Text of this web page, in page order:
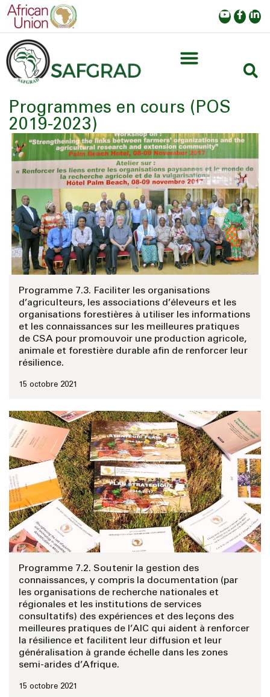
Programmes en cours (POS
2019-2023)
Programme 7.3. Faciliter les organisations
d’agriculteurs, les associations d’éleveurs et les
organisations forestières à utiliser les informations
et les connaissances sur les meilleures pratiques
de CSA pour promouvoir une production agricole,
animale et forestière durable afin de renforcer leur
résilience.
15 octobre 2021
Programme 7.2. Soutenir la gestion des
connaissances, y compris la documentation (par
les organisations de recherche nationales et
régionales et les institutions de services
consultatifs) des expériences et des leçons des
meilleures pratiques de l’AIC qui aident à renforcer
la résilience et facilitent leur diffusion et leur
généralisation à grande échelle dans les zones
semi-arides d’Afrique.
15 octobre 2021